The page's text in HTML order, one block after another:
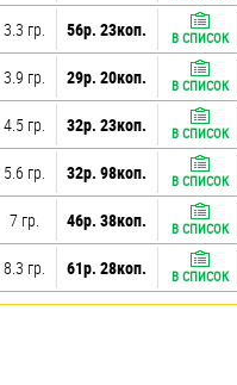
3.3 гр. 56р. 23коп. В СПИСОК
3.9 гр. 29р. 20коп. В СПИСОК
4.5 гр. 32р. 23коп. В СПИСОК
5.6 гр. 32р. 98коп. В СПИСОК
7 гр. 46р. 38коп. В СПИСОК
8.3 гр. 61р. 28коп. В СПИСОК